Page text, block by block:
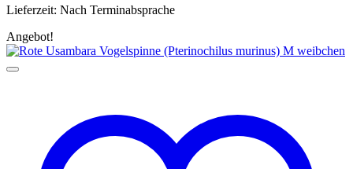
Lieferzeit: Nach Terminabsprache
Angebot!